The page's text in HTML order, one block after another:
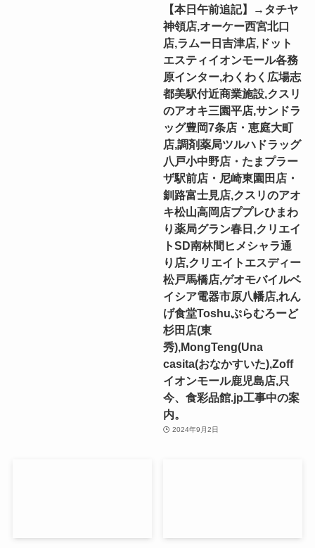
【本日午前追記】→タチヤ
神領店,オーケー西宮北口
店,ラムー日吉津店,ドット
エスティイオンモール各務
原インター,わくわく広場志
都美駅付近商業施設,クスリ
のアオキ三園平店,サンドラ
ッグ豊岡7条店・恵庭大町
店,調剤薬局ツルハドラッグ
八戸小中野店・たまプラー
ザ駅前店・尼崎東園田店・
釧路富士見店,クスリのアオ
キ松山高岡店ププレひまわ
り薬局グラン春日,クリエイ
トSD南林間ヒメシャラ通
り店,クリエイトエスディー
松戸馬橋店,ゲオモバイルベ
イシア電器市原八幡店,れん
げ食堂Toshuぷらむろーど
杉田店(東
秀),MongTeng(Una
casita(おなかすいた),Zoff
イオンモール鹿児島店,只
今、食彩品館.jp工事中の案
内。
2024年9月2日